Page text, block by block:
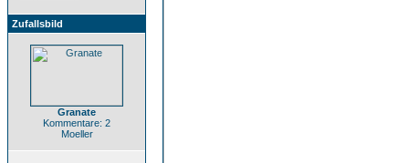
Zufallsbild
Granate
Kommentare: 2
Moeller